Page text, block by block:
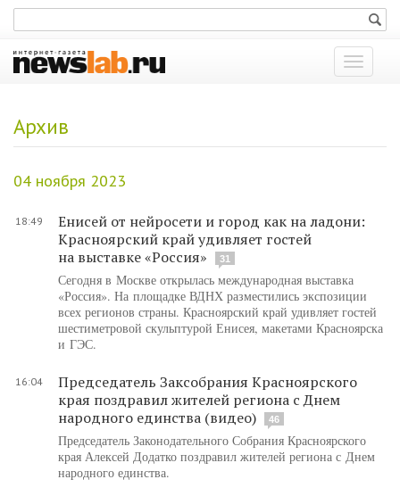
Показать
меню
Архив
04 ноября 2023
18:49
Енисей от нейросети и город как на ладони:
Красноярский край удивляет гостей
на выставке «Россия»
31
Сегодня в Москве открылась международная выставка
«Россия». На площадке ВДНХ разместились экспозиции
всех регионов страны. Красноярский край удивляет гостей
шестиметровой скульптурой Енисея, макетами Красноярска
и ГЭС.
16:04
Председатель Заксобрания Красноярского
края поздравил жителей региона с Днем
народного единства (видео)
46
Председатель Законодательного Собрания Красноярского
края Алексей Додатко поздравил жителей региона с Днем
народного единства.